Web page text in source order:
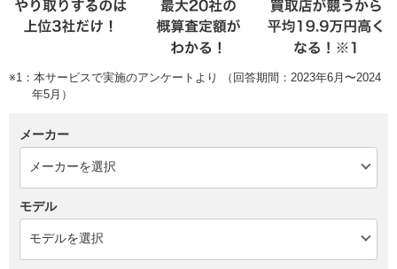
※1：本サービスで実施のアンケートより （回答期間：2023年6月〜2024
年5月）
メーカー
モデル